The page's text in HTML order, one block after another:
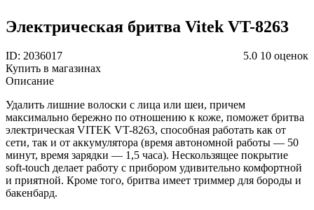
Электрическая бритва Vitek VT-8263
ID: 2036017 5.0 10 оценок
Купить в магазинах
Описание
Удалить лишние волоски с лица или шеи, причем
максимально бережно по отношению к коже, поможет бритва
электрическая VITEK VT-8263, способная работать как от
сети, так и от аккумулятора (время автономной работы — 50
минут, время зарядки — 1,5 часа). Нескользящее покрытие
soft-touch делает работу с прибором удивительно комфортной
и приятной. Кроме того, бритва имеет триммер для бороды и
бакенбард.